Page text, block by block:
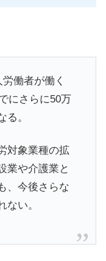
働者が働く
にさらに50万
る。
対象業種の拡
業や介護業と
、今後さらな
ない。